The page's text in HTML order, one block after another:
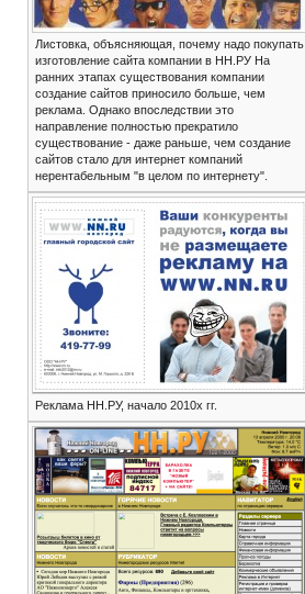
Листовка, объясняющая, почему надо покупать
изготовление сайта компании в НН.РУ На
ранних этапах существования компании
создание сайтов приносило больше, чем
реклама. Однако впоследствии это
направление полностью прекратило
существование - даже раньше, чем создание
сайтов стало для интернет компаний
нерентабельным "в целом по интернету".
Реклама НН.РУ, начало 2010х гг.